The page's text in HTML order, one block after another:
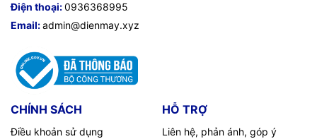
Điện thoại:0936368995
Email:admin@dienmay.xyz
CHÍNH SÁCH
Điều khoản sử dụng
HỖ TRỢ
Liên hệ, phản ánh, góp ý